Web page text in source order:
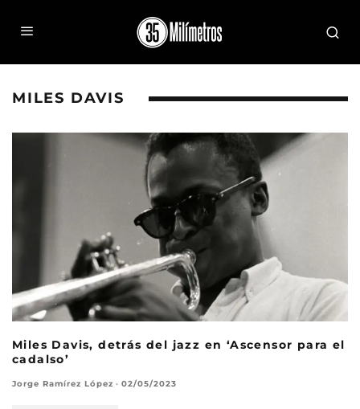
MILES DAVIS
Miles Davis, detrás del jazz en ‘Ascensor para el
cadalso’
Jorge Ramírez López · 02/05/2023